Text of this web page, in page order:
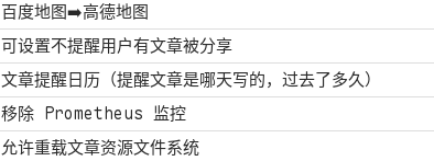
百度地图➡️高德地图
可设置不提醒用户有文章被分享
文章提醒日历（提醒文章是哪天写的，过去了多久）
移除 Prometheus 监控
允许重载文章资源文件系统